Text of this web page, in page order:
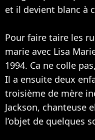
et il devient blanc à
Pour faire taire les
marie avec Lisa
1994. Ca ne colle
Il a ensuite deux
troisième de mère
Jackson, chanteuse
l’objet de quelques